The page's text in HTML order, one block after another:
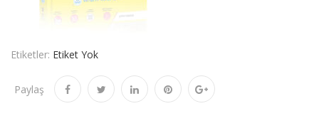
Etiketler: Etiket Yok
Paylaş